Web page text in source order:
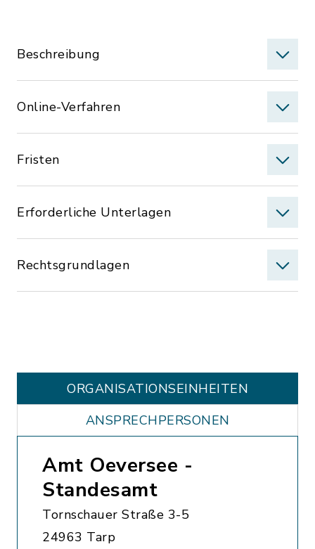
Beschreibung
Online-Verfahren
Fristen
Erforderliche Unterlagen
Rechtsgrundlagen
ORGANISATIONS­EINHEITEN
ANSPRECHPERSONEN
Amt Oeversee -
Standesamt
Tornschauer Straße 3-5
24963 Tarp